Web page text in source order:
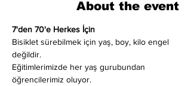
About the event
7'den 70'e Herkes İçin
Bisiklet sürebilmek için yaş, boy, kilo engel
değildir.
Eğitimlerimizde her yaş gurubundan
öğrencilerimiz oluyor.